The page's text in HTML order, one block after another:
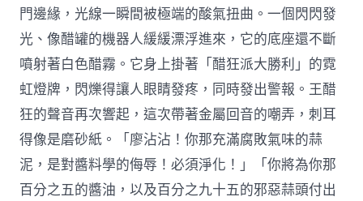
門邊緣，光線一瞬間被極端的酸氣扭曲。一個閃閃發
光、像醋罐的機器人緩緩漂浮進來，它的底座還不斷
噴射著白色醋霧。它身上掛著「醋狂派大勝利」的霓
虹燈牌，閃爍得讓人眼睛發疼，同時發出警報。王醋
狂的聲音再次響起，這次帶著金屬回音的嘲弄，刺耳
得像是磨砂紙。「廖沾沾！你那充滿腐敗氣味的蒜
泥，是對醬料學的侮辱！必須淨化！」「你將為你那
百分之五的醬油，以及百分之九十五的邪惡蒜頭付出